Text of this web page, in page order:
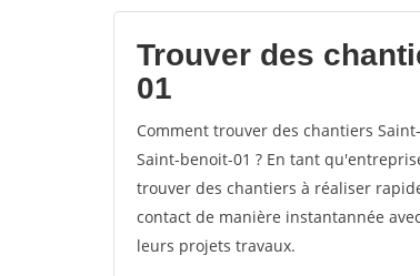
Trouver des
01
Comment trouver des chantiers
Saint-benoit-01 ? En tant
trouver des chantiers à réaliser
contact de manière instantannée
leurs projets travaux.